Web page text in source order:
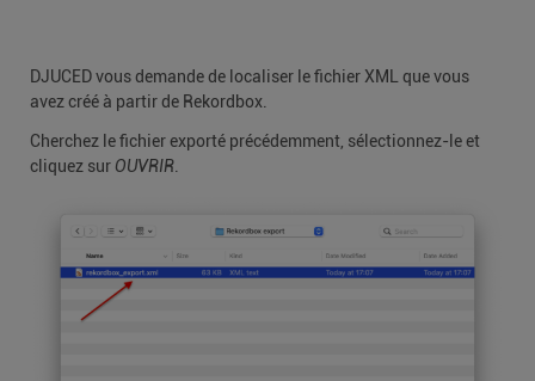
DJUCED vous demande de localiser le fichier XML que vous
avez créé à partir de Rekordbox.
Cherchez le fichier exporté précédemment, sélectionnez-le et
cliquez sur OUVRIR